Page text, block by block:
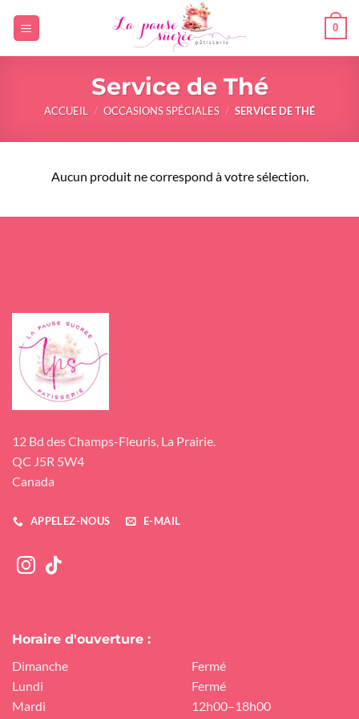
0
Service de Thé
ACCUEIL / OCCASIONS SPÉCIALES / SERVICE DE THÉ
Aucun produit ne correspond à votre sélection.
12 Bd des Champs-Fleuris, La Prairie.
QC J5R 5W4
Canada
APPELEZ-NOUS E-MAIL
Horaire d'ouverture :
Dimanche
Lundi
Mardi
Fermé
Fermé
12h00–18h00